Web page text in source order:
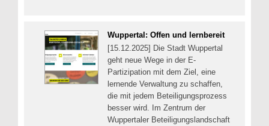
Wuppertal: Offen und lernbereit
[15.12.2025] Die Stadt Wuppertal
geht neue Wege in der E-
Partizipation mit dem Ziel, eine
lernende Verwaltung zu schaffen,
die mit jedem Beteiligungsprozess
besser wird. Im Zentrum der
Wuppertaler Beteiligungslandschaft